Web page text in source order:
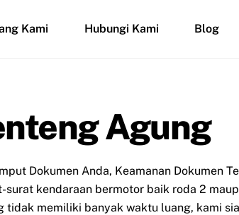
Kami Hubungi Kami Blog
Agung
Dokumen Anda, Keamanan Dokumen
kendaraan bermotor baik roda 2
tidak memiliki banyak waktu luang, kami